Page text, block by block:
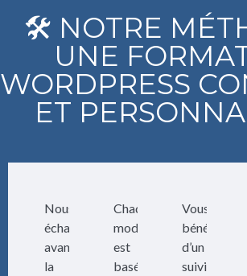
🛠️ NOTRE
UNE
WORDPRESS
ET
Nous
échangeons
avant
la
Chaque
module
est
basé
Vous
bénéficiez
d’un
suivi